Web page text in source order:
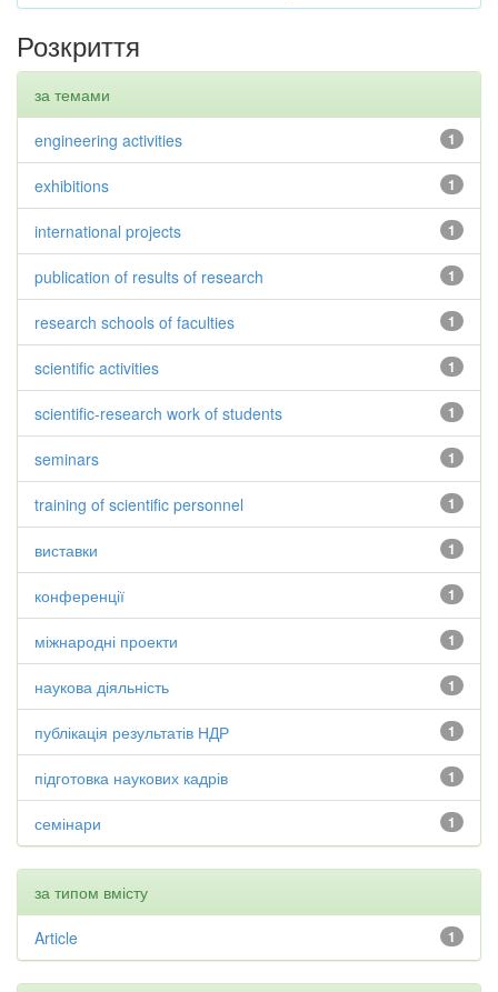
Розкриття
за темами
1
engineering activities
1
exhibitions
1
international projects
1
publication of results of research
1
research schools of faculties
1
scientific activities
1
scientific-research work of students
1
seminars
1
training of scientific personnel
1
виставки
1
конференції
1
міжнародні проекти
1
наукова діяльність
1
публікація результатів НДР
1
підготовка наукових кадрів
1
семінари
за типом вмісту
1
Article